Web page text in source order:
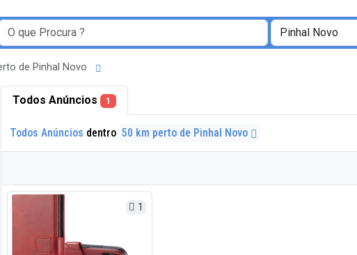
de Pinhal Novo
Todos Anúncios 1
Todos Anúncios dentro 50 km perto de Pinhal Novo
1